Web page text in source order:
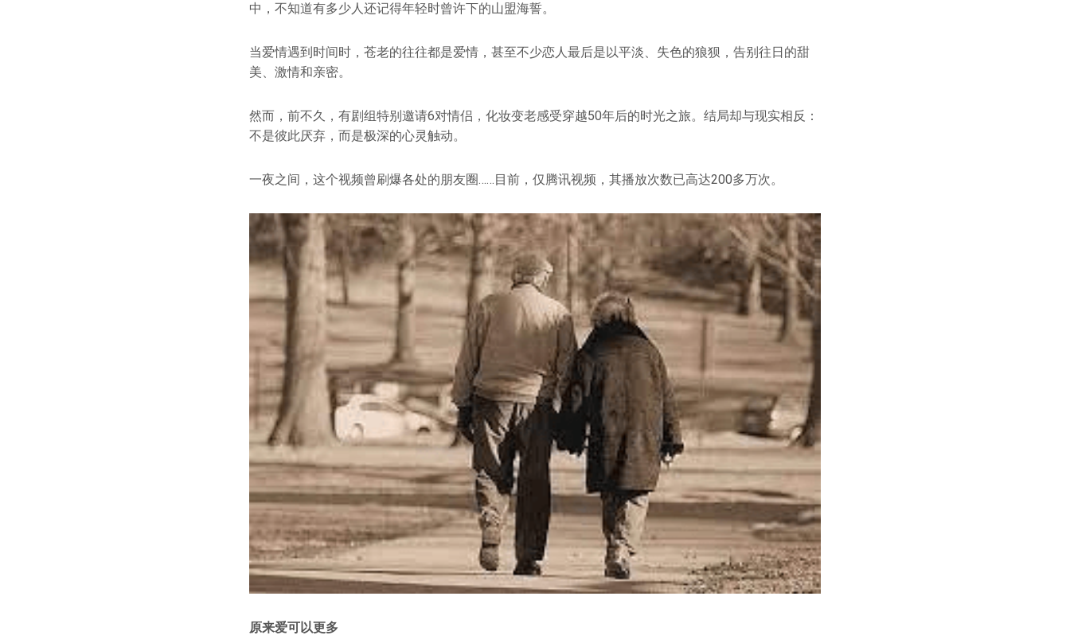
中，不知道有多少人还记得年轻时曾许下的山盟海誓。
当爱情遇到时间时，苍老的往往都是爱情，甚至不少恋人最后是以平淡、失色的狼狈，告别往日的甜
美、激情和亲密。
然而，前不久，有剧组特别邀请6对情侣，化妆变老感受穿越50年后的时光之旅。结局却与现实相反：
不是彼此厌弃，而是极深的心灵触动。
一夜之间，这个视频曾刷爆各处的朋友圈……目前，仅腾讯视频，其播放次数已高达200多万次。
原来爱可以更多